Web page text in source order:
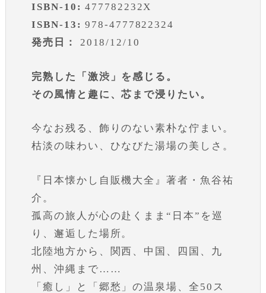
ISBN-10: 477782232X
ISBN-13: 978-4777822324
発売日：
2018/12/10
完熟した「激渋」を感じる。
その風情と趣に、芯まで浸りたい。
今なお残る、飾りのない素朴な佇まい。
枯淡の味わい、ひなびた湯場の美しさ。
『日本懐かし自販機大全』著者・魚谷祐
介。
孤高の旅人が心の赴くまま“日本”を巡
り、邂逅した場所。
北陸地方から、関西、中国、四国、九
州、沖縄まで……
「癒し」と「郷愁」の温泉場、全50ス